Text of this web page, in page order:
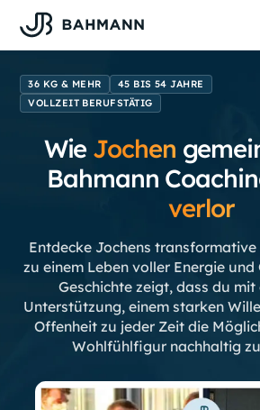
36 KG & MEHR
45 BIS 54 JAHRE
VOLLZEIT BERUFSTÄTIG
Wie Jochen
Bahmann
verlor
Entdecke Jochens transformative
zu einem Leben voller Energie und
Geschichte zeigt, dass du
Unterstützung, einem starken
Offenheit zu jeder Zeit die
Wohlfühlfigur nachhaltig